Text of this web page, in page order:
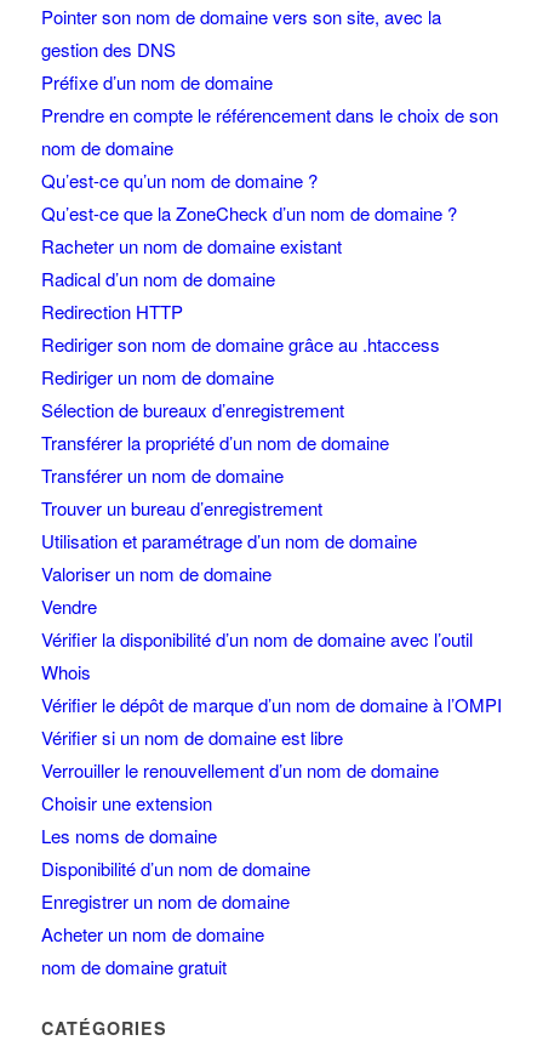
Pointer son nom de domaine vers son site, avec la
gestion des DNS
Préfixe d’un nom de domaine
Prendre en compte le référencement dans le choix de son
nom de domaine
Qu’est-ce qu’un nom de domaine ?
Qu’est-ce que la ZoneCheck d’un nom de domaine ?
Racheter un nom de domaine existant
Radical d’un nom de domaine
Redirection HTTP
Rediriger son nom de domaine grâce au .htaccess
Rediriger un nom de domaine
Sélection de bureaux d’enregistrement
Transférer la propriété d’un nom de domaine
Transférer un nom de domaine
Trouver un bureau d’enregistrement
Utilisation et paramétrage d’un nom de domaine
Valoriser un nom de domaine
Vendre
Vérifier la disponibilité d’un nom de domaine avec l’outil
Whois
Vérifier le dépôt de marque d’un nom de domaine à l’OMPI
Vérifier si un nom de domaine est libre
Verrouiller le renouvellement d’un nom de domaine
Choisir une extension
Les noms de domaine
Disponibilité d’un nom de domaine
Enregistrer un nom de domaine
Acheter un nom de domaine
nom de domaine gratuit
CATÉGORIES